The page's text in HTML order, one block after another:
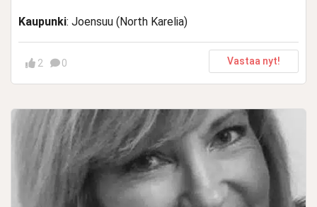
Kaupunki: Joensuu (North Karelia)
2 0 Vastaa nyt!